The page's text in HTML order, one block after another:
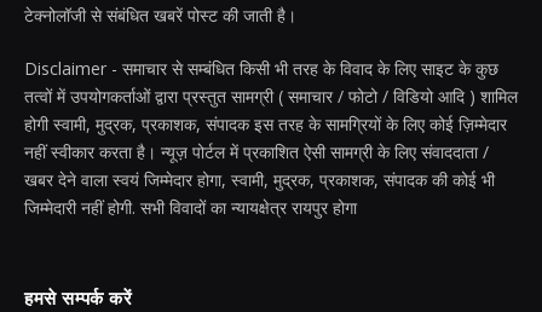
टेक्नोलॉजी से संबंधित खबरें पोस्ट की जाती है।
Disclaimer - समाचार से सम्बंधित किसी भी तरह के विवाद के लिए साइट के कुछ
तत्वों में उपयोगकर्ताओं द्वारा प्रस्तुत सामग्री ( समाचार / फोटो / विडियो आदि ) शामिल
होगी स्वामी, मुद्रक, प्रकाशक, संपादक इस तरह के सामग्रियों के लिए कोई ज़िम्मेदार
नहीं स्वीकार करता है। न्यूज़ पोर्टल में प्रकाशित ऐसी सामग्री के लिए संवाददाता /
खबर देने वाला स्वयं जिम्मेदार होगा, स्वामी, मुद्रक, प्रकाशक, संपादक की कोई भी
जिम्मेदारी नहीं होगी. सभी विवादों का न्यायक्षेत्र रायपुर होगा
हमसे सम्पर्क करें